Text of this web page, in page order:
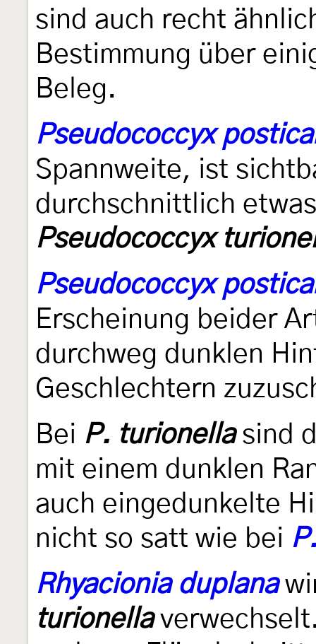
sind auch recht
Bestimmung über
Beleg.
Pseudococcyx
Spannweite, ist
durchschnittlich
Pseudococcyx
Pseudococcyx
Erscheinung beider
durchweg dunklen
Geschlechtern
Bei P. turionellasind
mit einem dunklen
auch eingedunkelte
nicht so satt wie bei
Rhyacionia duplana
turionella